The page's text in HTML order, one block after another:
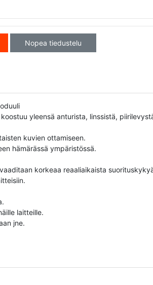
Nopea tiedustelu
yleensä anturista, linssistä,
kuvien ottamiseen.
hämärässä ympäristössä.
korkeaa reaaliaikaista
laitteille.
jne.